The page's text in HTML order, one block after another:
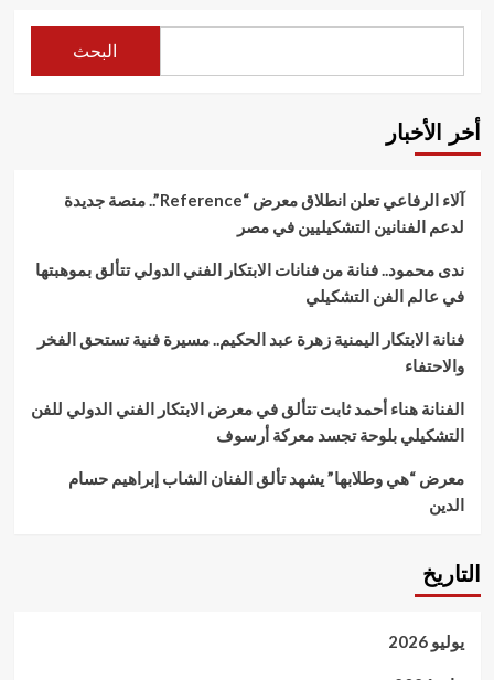
البحث
أخر الأخبار
آلاء الرفاعي تعلن انطلاق معرض “Reference”.. منصة جديدة
لدعم الفنانين التشكيليين في مصر
ندى محمود.. فنانة من فنانات الابتكار الفني الدولي تتألق بموهبتها
في عالم الفن التشكيلي
فنانة الابتكار اليمنية زهرة عبد الحكيم.. مسيرة فنية تستحق الفخر
والاحتفاء
الفنانة هناء أحمد ثابت تتألق في معرض الابتكار الفني الدولي للفن
التشكيلي بلوحة تجسد معركة أرسوف
معرض “هي وطلابها” يشهد تألق الفنان الشاب إبراهيم حسام
الدين
التاريخ
يوليو 2026